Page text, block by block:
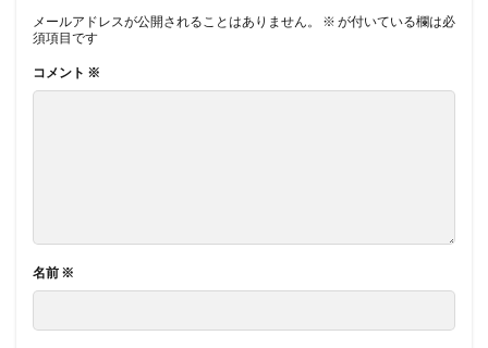
メールアドレスが公開されることはありません。 ※ が付いている欄は必
須項目です
コメント ※
名前 ※